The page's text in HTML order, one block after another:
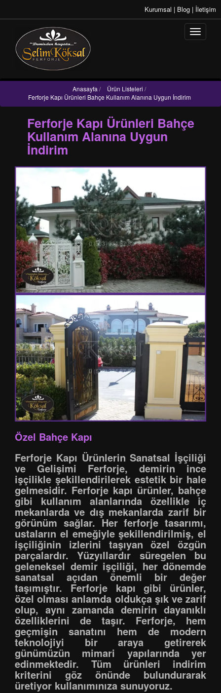
Kurumsal | Blog | İletişim
Anasayfa / Ürün Listeleri /
Ferforje Kapı Ürünleri Bahçe Kullanım Alanına Uygun İndirim
Ferforje Kapı Ürünleri Bahçe
Kullanım Alanına Uygun
İndirim
Özel Bahçe Kapı
Ferforje Kapı Ürünlerin Sanatsal İşçiliği
ve Gelişimi Ferforje, demirin ince
işçilikle şekillendirilerek estetik bir hale
gelmesidir. Ferforje kapı ürünler, bahçe
gibi kullanım alanlarında özellikle iç
mekanlarda ve dış mekanlarda zarif bir
görünüm sağlar. Her ferforje tasarımı,
ustaların el emeğiyle şekillendirilmiş, el
işçiliğinin izlerini taşıyan özel özgün
parçalardır. Yüzyıllardır süregelen bu
geleneksel demir işçiliği, her dönemde
sanatsal açıdan önemli bir değer
taşımıştır. Ferforje kapı gibi ürünler,
özel olması anlamda oldukça şık ve zarif
olup, aynı zamanda demirin dayanıklı
özelliklerini de taşır. Ferforje, hem
geçmişin sanatını hem de modern
teknolojiyi bir araya getirerek
günümüzün mimari yapılarında yer
edinmektedir. Tüm ürünleri indirim
kriterini göz önünde bulundurarak
üretiyor kullanımınıza sunuyoruz.